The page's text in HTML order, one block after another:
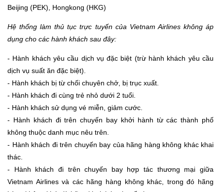
Beijing (PEK), Hongkong (HKG)
Hệ thống làm thủ tục trực tuyến của Vietnam Airlines không áp
dụng cho các hành khách sau đây:
- Hành khách yêu cầu dịch vụ đặc biệt (trừ hành khách yêu cầu
dịch vụ suất ăn đặc biệt).
- Hành khách bị từ chối chuyên chở, bị trục xuất.
- Hành khách đi cùng trẻ nhỏ dưới 2 tuổi.
- Hành khách sử dụng vé miễn, giảm cước.
- Hành khách đi trên chuyến bay khởi hành từ các thành phố
không thuộc danh mục nêu trên.
- Hành khách đi trên chuyến bay của hãng hàng không khác khai
thác.
- Hành khách đi trên chuyến bay hợp tác thương mại giữa
Vietnam Airlines và các hãng hàng không khác, trong đó hãng